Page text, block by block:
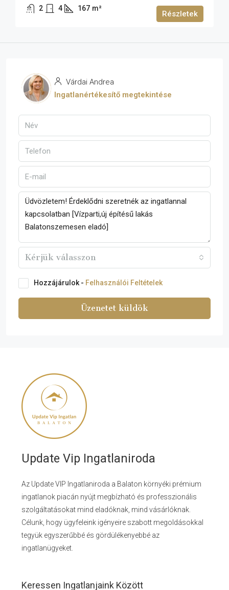
2 4 167 m²
Részletek
Várdai Andrea
Ingatlanértékesítő megtekintése
Kérjük válasszon
Hozzájárulok - Felhasználói Feltételek
Üzenetet küldök
Update Vip Ingatlaniroda
Az Update VIP Ingatlaniroda a Balaton környéki prémium
ingatlanok piacán nyújt megbízható és professzionális
szolgáltatásokat mind eladóknak, mind vásárlóknak.
Célunk, hogy ügyfeleink igényeire szabott megoldásokkal
tegyük egyszerűbbé és gördülékenyebbé az
ingatlanügyeket.
Keressen Ingatlanjaink Között